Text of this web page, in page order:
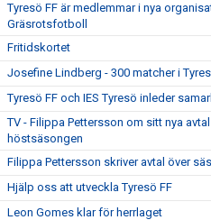
Tyresö FF är medlemmar i nya
Gräsrotsfotboll
Fritidskortet
Josefine Lindberg - 300 matcher i
Tyresö FF och IES Tyresö inleder
TV - Filippa Pettersson om sitt nya
höstsäsongen
Filippa Pettersson skriver avtal över
Hjälp oss att utveckla Tyresö FF
Leon Gomes klar för herrlaget